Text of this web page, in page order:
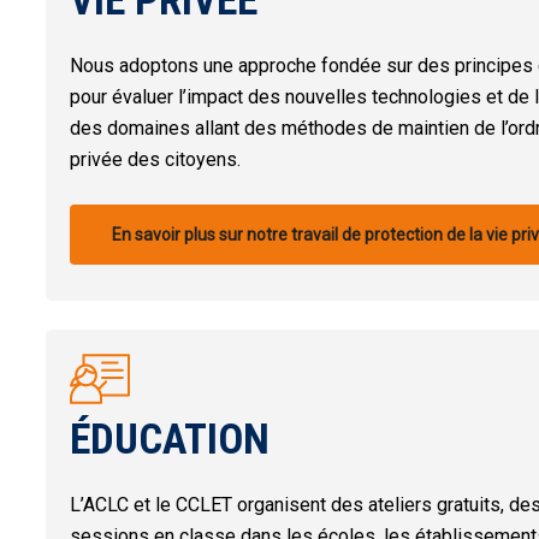
Nous adoptons une approche fondée sur des
pour évaluer l’impact des nouvelles technologies et de
des domaines allant des méthodes de maintien de
privée des citoyens.
En savoir plus sur notre travail de protection de la vie
ÉDUCATION
L’ACLC et le CCLET organisent des ateliers gratuits,